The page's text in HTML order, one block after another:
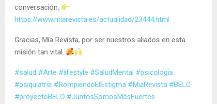
conversación.
https://www.miarevista.es/actualidad/23444.html
Gracias, Mía Revista, por ser nuestros aliados en esta
misión tan vital.
#salud #Arte #lifestyle #SaludMental #psicologia
#psiquiatria #RompiendoElEstigma #MiaRevista #BELO
#proyectoBELO #JuntosSomosMásFuertes